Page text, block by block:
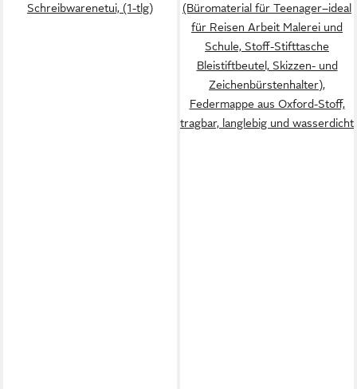
Schreibwarenetui, (1-tlg)
(Büromaterial für Teenager–ideal
für Reisen Arbeit Malerei und
Schule, Stoff-Stifttasche
Bleistiftbeutel, Skizzen- und
Zeichenbürstenhalter),
Federmappe aus Oxford-Stoff,
tragbar, langlebig und wasserdicht